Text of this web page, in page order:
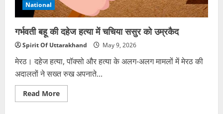
National
गर्भवती बहू की दहेज हत्या में चचिया ससुर को उम्रकैद
Spirit Of Uttarakhand May 9, 2026
मेरठ। दहेज हत्या, पॉक्सो और हत्या के अलग-अलग मामलों में मेरठ की
अदालतों ने सख्त रुख अपनाते...
Read MoreRead
more